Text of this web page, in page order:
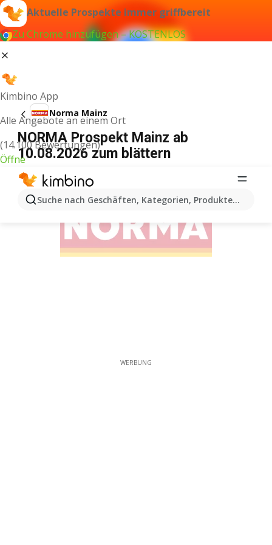
Aktuelle Prospekte immer griffbereit
Zu Chrome hinzufügen – KOSTENLOS
Kimbino App
Alle Angebote an einem Ort
(14.100 Bewertungen)
Öffne
Suche nach Geschäften, Kategorien, Produkten...
Norma Mainz
NORMA Prospekt Mainz ab
10.08.2026 zum blättern
WERBUNG